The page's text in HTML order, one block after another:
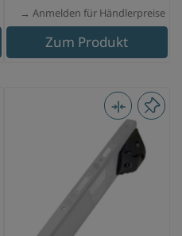
→ Anmelden für Händlerpreise
Zum Produkt